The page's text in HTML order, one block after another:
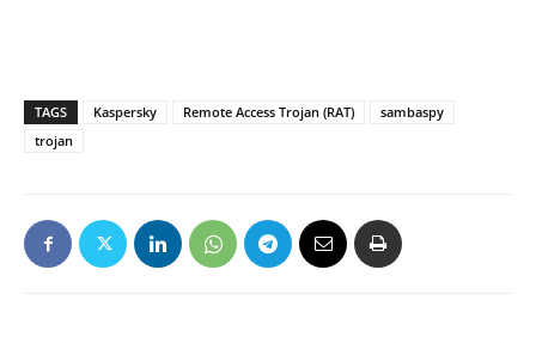
TAGS Kaspersky Remote Access Trojan (RAT)
sambaspy
trojan